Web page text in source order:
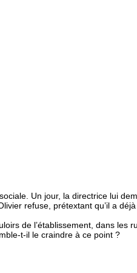
Un jour, la directrice lui
refuse, prétextant qu’il a
de l’établissement, dans les
t-il le craindre à ce point ?